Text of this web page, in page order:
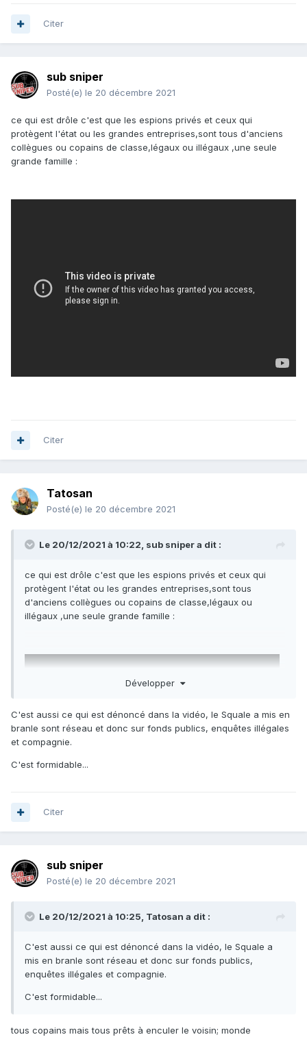
Citer
sub sniper
Posté(e) le 20 décembre 2021
ce qui est drôle c'est que les espions privés et ceux qui
protègent l'état ou les grandes entreprises,sont tous d'anciens
collègues ou copains de classe,légaux ou illégaux ,une seule
grande famille :
Citer
Tatosan
Posté(e) le 20 décembre 2021
Le 20/12/2021 à 10:22, sub snipera dit :
ce qui est drôle c'est que les espions privés et ceux qui
protègent l'état ou les grandes entreprises,sont tous
d'anciens collègues ou copains de classe,légaux ou
illégaux ,une seule grande famille :
Développer
C'est aussi ce qui est dénoncé dans la vidéo, le Squale a mis en
branle sont réseau et donc sur fonds publics, enquêtes illégales
et compagnie.
C'est formidable...
Citer
sub sniper
Posté(e) le 20 décembre 2021
Le 20/12/2021 à 10:25, Tatosan a dit :
C'est aussi ce qui est dénoncé dans la vidéo, le Squale a
mis en branle sont réseau et donc sur fonds publics,
enquêtes illégales et compagnie.
C'est formidable...
tous copains mais tous prêts à enculer le voisin; monde